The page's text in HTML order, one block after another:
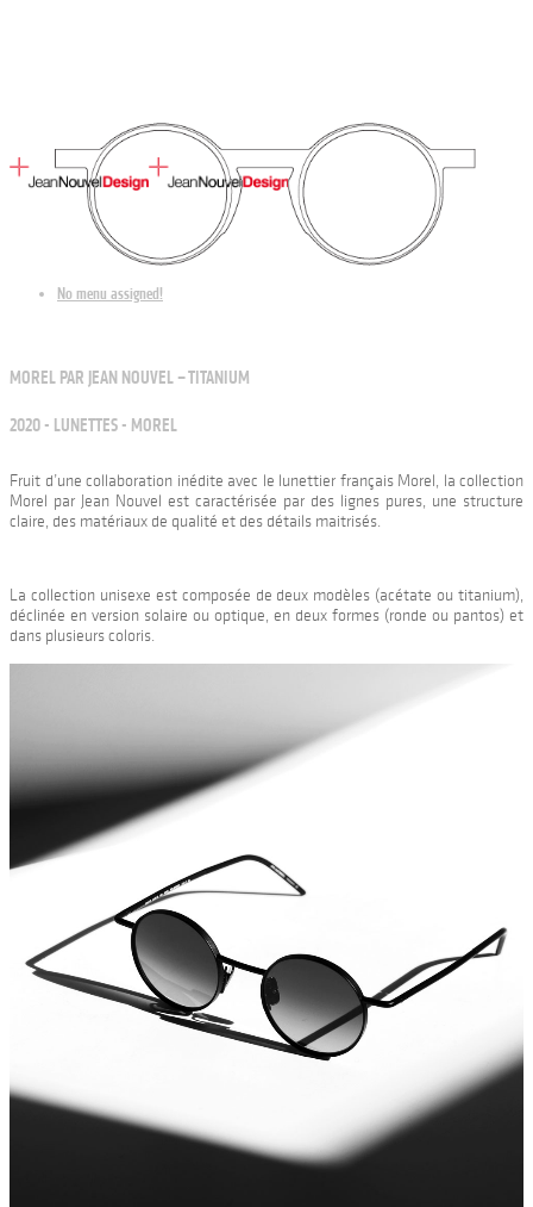
No menu assigned!
MOREL PAR JEAN NOUVEL – TITANIUM
2020 - LUNETTES - MOREL
Fruit d’une collaboration inédite avec le lunettier français Morel, la collection
Morel par Jean Nouvel est caractérisée par des lignes pures, une structure
claire, des matériaux de qualité et des détails maitrisés.
La collection unisexe est composée de deux modèles (acétate ou titanium),
déclinée en version solaire ou optique, en deux formes (ronde ou pantos) et
dans plusieurs coloris.